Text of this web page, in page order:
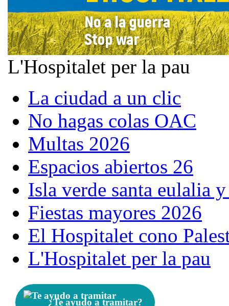
L'Hospitalet per la pau
La ciudad a un clic
No hagas colas OAC
Multas 2026
Espacios abiertos 26
Isla verde santa eulalia
Fiestas mayores 2026
El Hospitalet cono
L'Hospitalet per la pau
¿Te ayudo a tramitar?